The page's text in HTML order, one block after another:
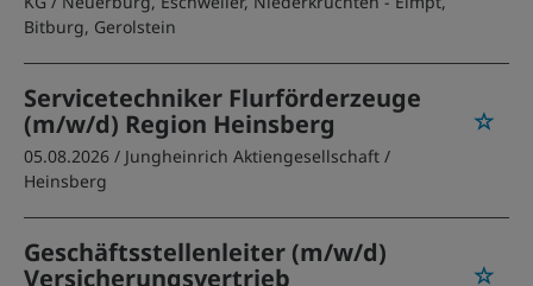
Bitburg, Gerolstein
Servicetechniker Flurförderzeuge
(m/w/d) Region Heinsberg
05.08.2026 / Jungheinrich Aktiengesellschaft /
Heinsberg
Geschäftsstellenleiter (m/w/d)
Versicherungsvertrieb